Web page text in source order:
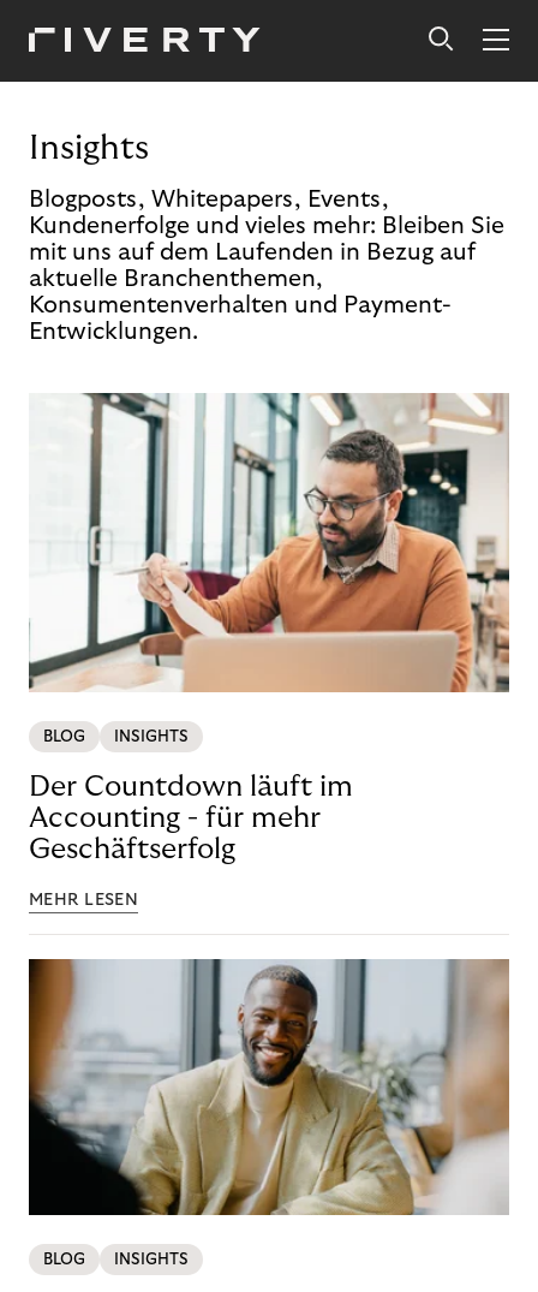
Insights
Blogposts, Whitepapers, Events,
Kundenerfolge und vieles mehr: Bleiben Sie
mit uns auf dem Laufenden in Bezug auf
aktuelle Branchenthemen,
Konsumentenverhalten und Payment-
Entwicklungen.
BLOG INSIGHTS
Der Countdown läuft im
Accounting - für mehr
Geschäftserfolg
MEHR LESEN
BLOG INSIGHTS